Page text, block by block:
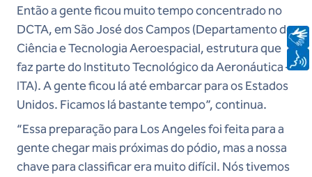
Então a gente ficou muito tempo concentrado no
DCTA, em São José dos Campos (Departamento de
Ciência e Tecnologia Aeroespacial, estrutura que
faz parte do Instituto Tecnológico da Aeronáutica –
ITA). A gente ficou lá até embarcar para os Estados
Unidos. Ficamos lá bastante tempo”, continua.
“Essa preparação para Los Angeles foi feita para a
gente chegar mais próximas do pódio, mas a nossa
chave para classificar era muito difícil. Nós tivemos